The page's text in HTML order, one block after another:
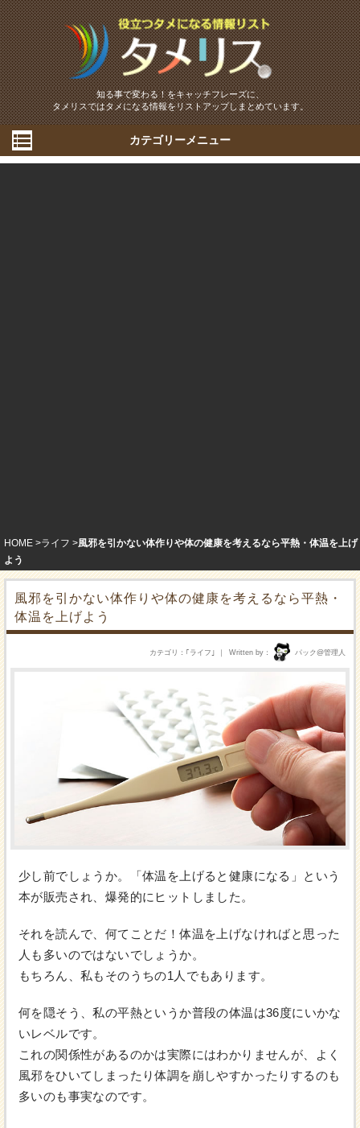
知る事で変わる！をキャッチフレーズに、
タメリスではタメになる情報をリストアップしまとめています。
カテゴリーメニュー
HOME ライフ
風邪を引かない体作りや体の健康を考えるなら平熱・体温を上げ
よう
風邪を引かない体作りや体の健康を考えるなら平熱・
体温を上げよう
Written by パック@管理人
カテゴリ ｢ ライフ ｣
少し前でしょうか。「体温を上げると健康になる」という
本が販売され、爆発的にヒットしました。
それを読んで、何てことだ！体温を上げなければと思った
人も多いのではないでしょうか。
もちろん、私もそのうちの1人でもあります。
何を隠そう、私の平熱というか普段の体温は36度にいかな
いレベルです。
これの関係性があるのかは実際にはわかりませんが、よく
風邪をひいてしまったり体調を崩しやすかったりするのも
多いのも事実なのです。